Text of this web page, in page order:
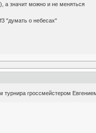
а значит можно и не меняться
"думать о небесах"
турнира гроссмейстером